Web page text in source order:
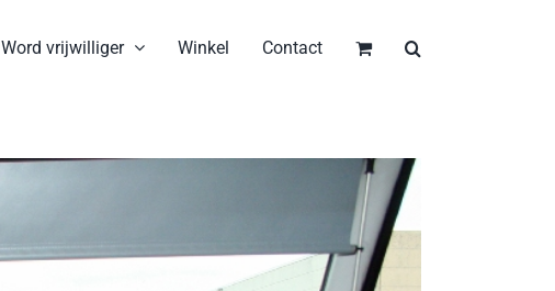
Word vrijwilliger Winkel Contact